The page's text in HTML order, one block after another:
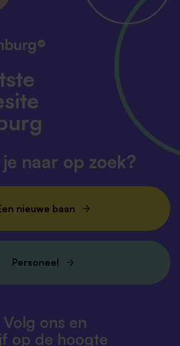
naar op zoek?
nieuwe baan
Personeel
Volg ons en
op de hoogte